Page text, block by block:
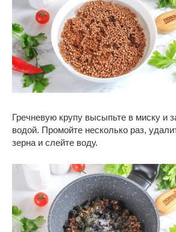
Гречневую крупу высыпьте в миску и
водой. Промойте несколько раз,
зерна и слейте воду.